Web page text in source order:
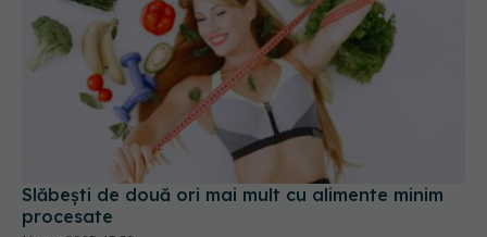
Slăbești de două ori mai mult cu alimente minim
procesate
16 aug 2025, 15:30